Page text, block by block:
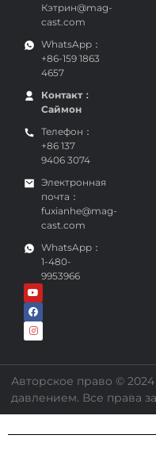
Кэтрин@mag-
cast.com
WhatsApp：
+86-159 1863
4657
Контакт：
Саймон
Телефон：
+86 137
9406 3074
Электронная
почта：
fuxianhe@mag-
cast.com
WhatsApp：
1-480-
9953966
Авторское право ©
давлением. Все права